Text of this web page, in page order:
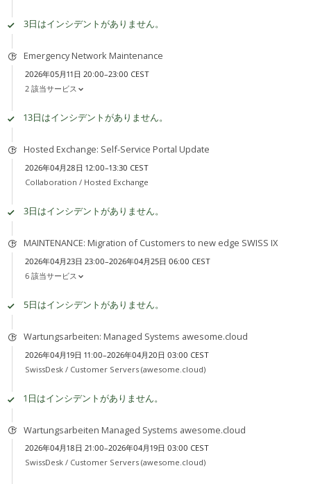
3日はインシデントがありません。
Emergency Network Maintenance
2026年05月11日 20:00–23:00 CEST
2 該当サービス
13日はインシデントがありません。
Hosted Exchange: Self-Service Portal Update
2026年04月28日 12:00–13:30 CEST
Collaboration / Hosted Exchange
3日はインシデントがありません。
MAINTENANCE: Migration of Customers to new edge SWISS IX
2026年04月23日 23:00–2026年04月25日 06:00 CEST
6 該当サービス
5日はインシデントがありません。
Wartungsarbeiten: Managed Systems awesome.cloud
2026年04月19日 11:00–2026年04月20日 03:00 CEST
SwissDesk / Customer Servers (awesome.cloud)
1日はインシデントがありません。
Wartungsarbeiten Managed Systems awesome.cloud
2026年04月18日 21:00–2026年04月19日 03:00 CEST
SwissDesk / Customer Servers (awesome.cloud)